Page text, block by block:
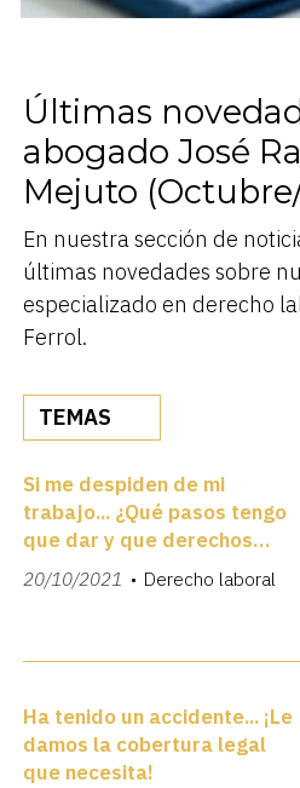
Últimas
abogado José
Mejuto (Octubre/
En nuestra sección de
últimas novedades sobre
especializado en derecho
Ferrol.
TEMAS
Si me despiden de mi
trabajo... ¿Qué pasos tengo
que dar y que derechos
tengo?
20/10/2021 Derecho laboral
Ha tenido un accidente... ¡Le
damos la cobertura legal
que necesita!